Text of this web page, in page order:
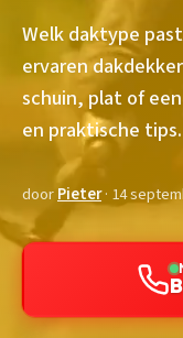
Welk daktype
ervaren
schuin, plat of
en praktische tips.
doorPieter· 14